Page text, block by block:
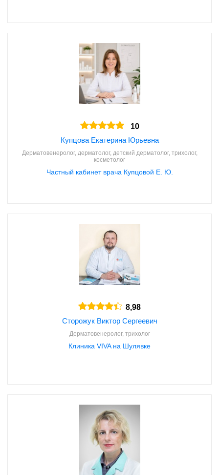
10
Купцова Екатерина Юрьевна
Дерматовенеролог, дерматолог, детский дерматолог, трихолог,
косметолог
Частный кабинет врача Купцовой Е. Ю.
8,98
Сторожук Виктор Сергеевич
Дерматовенеролог, трихолог
Клиника VIVA на Шулявке